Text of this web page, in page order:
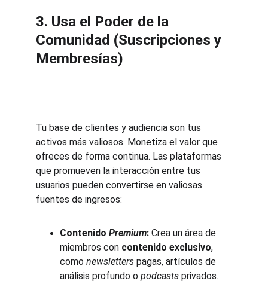
3. Usa el Poder de la
Comunidad (Suscripciones y
Membresías)
Tu base de clientes y audiencia son tus
activos más valiosos. Monetiza el valor que
ofreces de forma continua. Las plataformas
que promueven la interacción entre tus
usuarios pueden convertirse en valiosas
fuentes de ingresos:
Contenido Premium: Crea un área de
miembros con contenido exclusivo,
como newsletters pagas, artículos de
análisis profundo o podcasts privados.